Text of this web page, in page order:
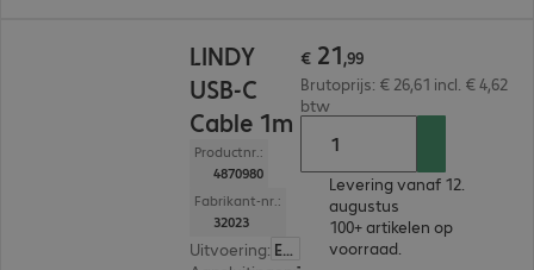
LINDY
USB-C
Cable 1m
Productnr.:
4870980
Fabrikant-nr.:
32023
Uitvoering: Europa
€ 21,99
Brutoprijs: € 26,61 incl. € 4,62
btw
Levering vanaf 12.
augustus
100+ artikelen op
voorraad.